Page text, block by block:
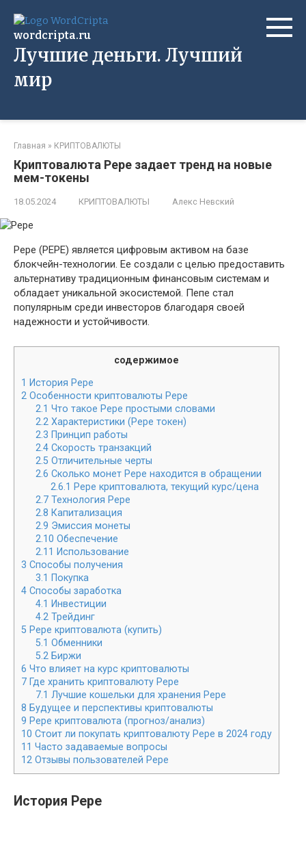
контенту
wordcripta.ru
Лучшие деньги. Лучший
мир
Главная » КРИПТОВАЛЮТЫ
Криптовалюта Pepe задает тренд на новые
мем-токены
18.05.2024 КРИПТОВАЛЮТЫ Алекс Невский
Pepe (PEPE) является цифровым активом на базе
блокчейн-технологии. Ее создали с целью предоставить
альтернативу традиционным финансовым системам и
обладает уникальной экосистемой. Пепе стал
популярным среди инвесторов благодаря своей
надежности и устойчивости.
содержимое
1 История Pepe
2 Особенности криптовалюты Pepe
2.1 Что такое Pepe простыми словами
2.2 Характеристики (Pepe токен)
2.3 Принцип работы
2.4 Скорость транзакций
2.5 Отличительные черты
2.6 Сколько монет Pepe находится в обращении
2.6.1 Pepe криптовалюта, текущий курс/цена
2.7 Технология Pepe
2.8 Капитализация
2.9 Эмиссия монеты
2.10 Обеспечение
2.11 Использование
3 Способы получения
3.1 Покупка
4 Способы заработка
4.1 Инвестиции
4.2 Трейдинг
5 Pepe криптовалюта (купить)
5.1 Обменники
5.2 Биржи
6 Что влияет на курс криптовалюты
7 Где хранить криптовалюту Pepe
7.1 Лучшие кошельки для хранения Pepe
8 Будущее и перспективы криптовалюты
9 Pepe криптовалюта (прогноз/анализ)
10 Стоит ли покупать криптовалюту Pepe в 2024 году
11 Часто задаваемые вопросы
12 Отзывы пользователей Pepe
История Pepe